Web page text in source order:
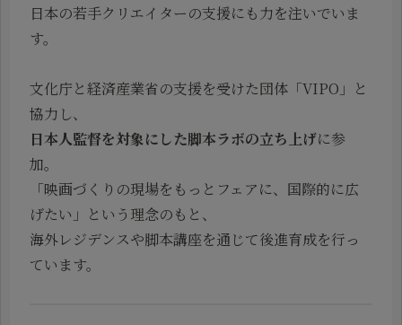
日本の若手クリエイターの支援にも力を注いでいま
す。
文化庁と経済産業省の支援を受けた団体「VIPO」と
協力し、
日本人監督を対象にした脚本ラボの立ち上げに参
加。
「映画づくりの現場をもっとフェアに、国際的に広
げたい」という理念のもと、
海外レジデンスや脚本講座を通じて後進育成を行っ
ています。